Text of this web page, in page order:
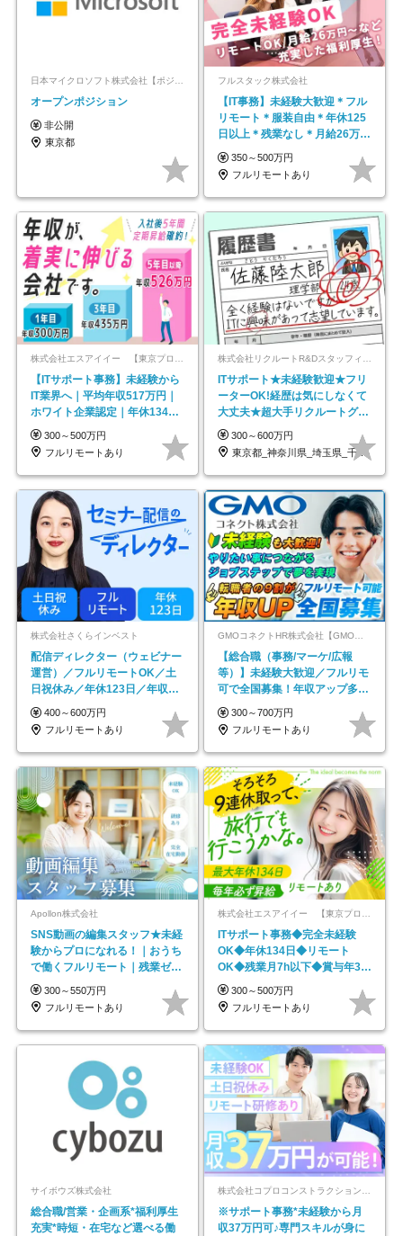
日本マイクロソフト株式会社【ポジションマッチ登録】
オープンポジション
非公開
東京都
フルスタック株式会社
【IT事務】未経験大歓迎＊フル
リモート＊服装自由＊年休125
日以上＊残業なし＊月給26万円
以上
350～500万円
フルリモートあり
【ITサポート事務】未経験から
IT業界へ｜平均年収517万円｜
ホワイト企業認定｜年休134日
｜リモートOK
300～500万円
フルリモートあり
ITサポート★未経験歓迎★フリ
ーターOK!経歴は気にしなくて
大丈夫★超大手リクルートグル
ープの正社員/sg
300～600万円
東京都_神奈川県_埼玉県_千葉県_大阪府…
株式会社さくらインベスト
配信ディレクター（ウェビナー
運営）／フルリモートOK／土
日祝休み／年休123日／年収
600万円可
400～600万円
フルリモートあり
GMOコネクトHR株式会社【GMOインターネットグループ】
【総合職（事務/マーケ/広報
等）】未経験大歓迎／フルリモ
可で全国募集！年収アップ多数
★年休最大130日★
300～700万円
フルリモートあり
Apollon株式会社
SNS動画の編集スタッフ★未経
験からプロになれる！｜おうち
で働くフルリモート｜残業ゼロ
で18時退勤◎
300～550万円
フルリモートあり
ITサポート事務◆完全未経験
OK◆年休134日◆リモート
OK◆残業月7h以下◆賞与年3回
◆5年目まで必ず昇給
300～500万円
フルリモートあり
サイボウズ株式会社
総合職/営業・企画系*福利厚生
充実*時短・在宅など選べる働
※サポート事務*未経験から月
収37万円可♪専門スキルが身に